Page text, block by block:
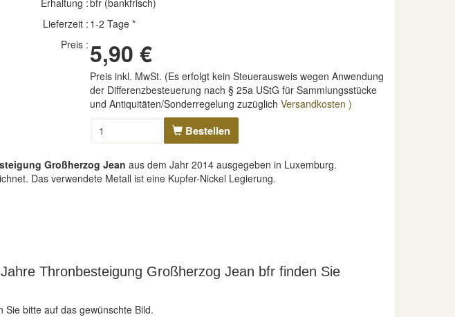
Erhaltung :bfr (bankfrisch)
Lieferzeit : 1-2 Tage *
Preis : 5,90 €
Preis inkl. MwSt. (Es erfolgt kein Steuerausweis wegen Anwendung
der Differenzbesteuerung nach § 25a UStG für Sammlungsstücke
und Antiquitäten/Sonderregelung zuzüglich Versandkosten )
Bestellen
Großherzog Jean aus dem Jahr 2014 ausgegeben in Luxemburg.
Das verwendete Metall ist eine Kupfer-Nickel Legierung.
Thronbesteigung Großherzog Jean bfr finden Sie
bitte auf das gewünschte Bild.